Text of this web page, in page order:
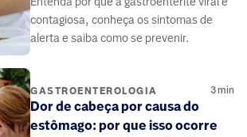
contagiosa, conheça os sintomas de
alerta e saiba como se prevenir.
GASTROENTEROLOGIA 3min
Dor de cabeça por causa do
estômago​: por que isso ocorre